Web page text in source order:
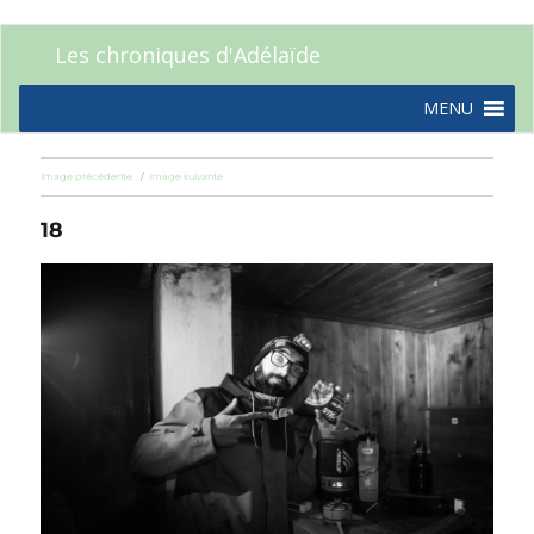
Les chroniques d'Adélaïde
MENU
Image précédente Image suivante
18